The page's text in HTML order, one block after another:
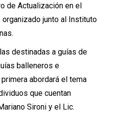
de Actualización en el
junto al Instituto
destinadas a guías de
balleneros e
abordará el tema
que cuentan
Sironi y el Lic.